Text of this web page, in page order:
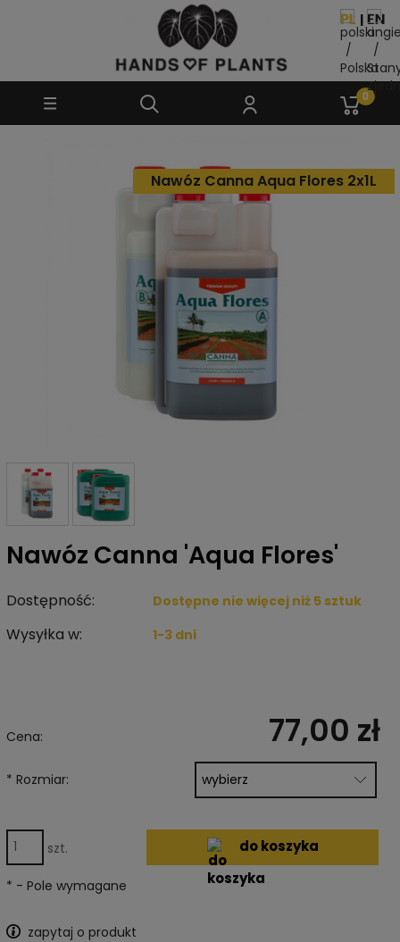
Nawóz Canna Aqua Flores 2x1L
Nawóz Canna 'Aqua Flores'
Dostępność: Dostępne nie więcej niż 5 sztuk
Wysyłka w: 1-3 dni
Cena: 77,00 zł
* Rozmiar:
szt. do koszyka
* - Pole wymagane
zapytaj o produkt